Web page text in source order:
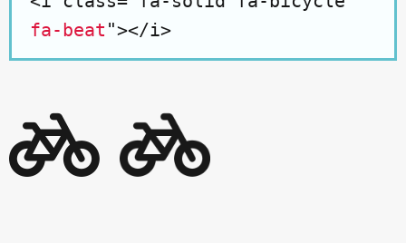
fa-beat "></i>